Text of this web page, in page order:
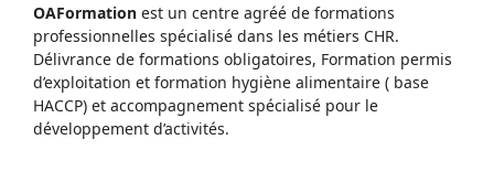
OAFormation est un centre agréé de formations
professionnelles spécialisé dans les métiers CHR.
Délivrance de formations obligatoires, Formation permis
d’exploitation et formation hygiène alimentaire ( base
HACCP) et accompagnement spécialisé pour le
développement d’activités.